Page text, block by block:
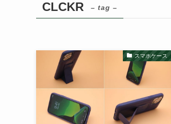
CLCKR – tag –
スマホケース